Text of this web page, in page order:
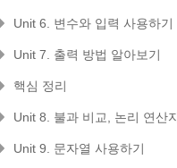
Unit 6. 변수와 입력 사용하기
Unit 7. 출력 방법 알아보기
핵심 정리
Unit 8. 불과 비교, 논리 연산
Unit 9. 문자열 사용하기